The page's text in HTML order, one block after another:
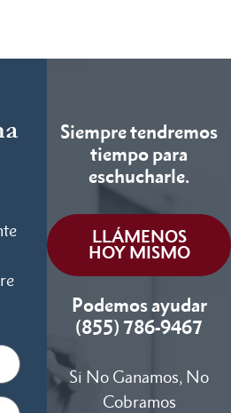
Siempre tendremos
tiempo para
eschucharle.
LLÁMENOS
HOY MISMO
Podemos ayudar
(855) 786-9467
Si No Ganamos, No
Cobramos